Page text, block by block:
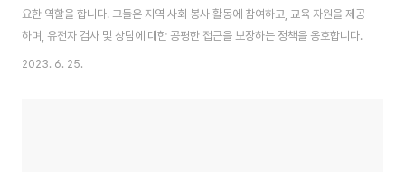
요한 역할을 합니다. 그들은 지역 사회 봉사 활동에 참여하고, 교육 자원을 제공
하며, 유전자 검사 및 상담에 대한 공평한 접근을 보장하는 정책을 옹호합니다.
2023. 6. 25.